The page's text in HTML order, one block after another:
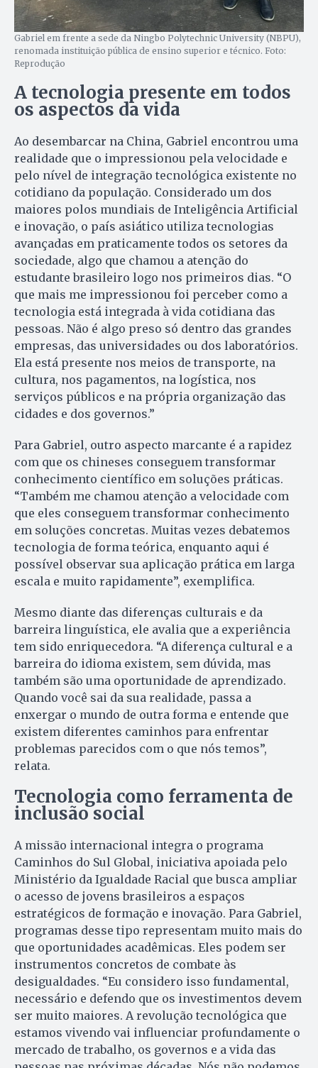
Gabriel em frente a sede da Ningbo Polytechnic University (NBPU),
renomada instituição pública de ensino superior e técnico. Foto:
Reprodução
A tecnologia presente em todos
os aspectos da vida
Ao desembarcar na China, Gabriel encontrou uma
realidade que o impressionou pela velocidade e
pelo nível de integração tecnológica existente no
cotidiano da população. Considerado um dos
maiores polos mundiais de Inteligência Artificial
e inovação, o país asiático utiliza tecnologias
avançadas em praticamente todos os setores da
sociedade, algo que chamou a atenção do
estudante brasileiro logo nos primeiros dias. “O
que mais me impressionou foi perceber como a
tecnologia está integrada à vida cotidiana das
pessoas. Não é algo preso só dentro das grandes
empresas, das universidades ou dos laboratórios.
Ela está presente nos meios de transporte, na
cultura, nos pagamentos, na logística, nos
serviços públicos e na própria organização das
cidades e dos governos.”
Para Gabriel, outro aspecto marcante é a rapidez
com que os chineses conseguem transformar
conhecimento científico em soluções práticas.
“Também me chamou atenção a velocidade com
que eles conseguem transformar conhecimento
em soluções concretas. Muitas vezes debatemos
tecnologia de forma teórica, enquanto aqui é
possível observar sua aplicação prática em larga
escala e muito rapidamente”, exemplifica.
Mesmo diante das diferenças culturais e da
barreira linguística, ele avalia que a experiência
tem sido enriquecedora. “A diferença cultural e a
barreira do idioma existem, sem dúvida, mas
também são uma oportunidade de aprendizado.
Quando você sai da sua realidade, passa a
enxergar o mundo de outra forma e entende que
existem diferentes caminhos para enfrentar
problemas parecidos com o que nós temos”,
relata.
Tecnologia como ferramenta de
inclusão social
A missão internacional integra o programa
Caminhos do Sul Global, iniciativa apoiada pelo
Ministério da Igualdade Racial que busca ampliar
o acesso de jovens brasileiros a espaços
estratégicos de formação e inovação. Para Gabriel,
programas desse tipo representam muito mais do
que oportunidades acadêmicas. Eles podem ser
instrumentos concretos de combate às
desigualdades. “Eu considero isso fundamental,
necessário e defendo que os investimentos devem
ser muito maiores. A revolução tecnológica que
estamos vivendo vai influenciar profundamente o
mercado de trabalho, os governos e a vida das